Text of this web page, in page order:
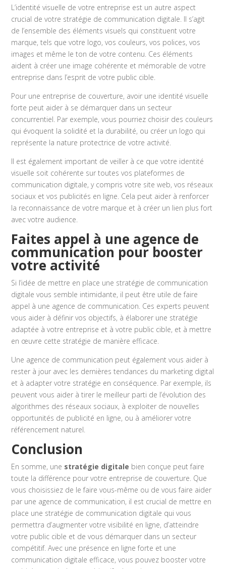
L’identité visuelle de votre entreprise est un autre aspect
crucial de votre stratégie de communication digitale. Il s’agit
de l’ensemble des éléments visuels qui constituent votre
marque, tels que votre logo, vos couleurs, vos polices, vos
images et même le ton de votre contenu. Ces éléments
aident à créer une image cohérente et mémorable de votre
entreprise dans l’esprit de votre public cible.
Pour une entreprise de couverture, avoir une identité visuelle
forte peut aider à se démarquer dans un secteur
concurrentiel. Par exemple, vous pourriez choisir des couleurs
qui évoquent la solidité et la durabilité, ou créer un logo qui
représente la nature protectrice de votre activité.
Il est également important de veiller à ce que votre identité
visuelle soit cohérente sur toutes vos plateformes de
communication digitale, y compris votre site web, vos réseaux
sociaux et vos publicités en ligne. Cela peut aider à renforcer
la reconnaissance de votre marque et à créer un lien plus fort
avec votre audience.
Faites appel à une agence de
communication pour booster
votre activité
Si l’idée de mettre en place une stratégie de communication
digitale vous semble intimidante, il peut être utile de faire
appel à une agence de communication. Ces experts peuvent
vous aider à définir vos objectifs, à élaborer une stratégie
adaptée à votre entreprise et à votre public cible, et à mettre
en œuvre cette stratégie de manière efficace.
Une agence de communication peut également vous aider à
rester à jour avec les dernières tendances du marketing digital
et à adapter votre stratégie en conséquence. Par exemple, ils
peuvent vous aider à tirer le meilleur parti de l’évolution des
algorithmes des réseaux sociaux, à exploiter de nouvelles
opportunités de publicité en ligne, ou à améliorer votre
référencement naturel.
Conclusion
En somme, une stratégie digitale bien conçue peut faire
toute la différence pour votre entreprise de couverture. Que
vous choisissiez de le faire vous-même ou de vous faire aider
par une agence de communication, il est crucial de mettre en
place une stratégie de communication digitale qui vous
permettra d’augmenter votre visibilité en ligne, d’atteindre
votre public cible et de vous démarquer dans un secteur
compétitif. Avec une présence en ligne forte et une
communication digitale efficace, vous pouvez booster votre